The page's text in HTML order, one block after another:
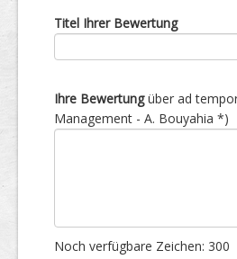
Titel Ihrer Bewertung
Ihre Bewertungüber ad
Management - A. Bouyahia *)
Noch verfügbare Zeichen: 300